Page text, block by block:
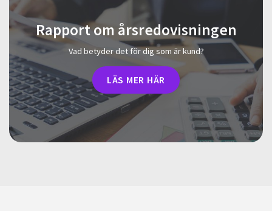
Rapport om årsredovisningen
Vad betyder det för dig som är kund?
LÄS MER HÄR